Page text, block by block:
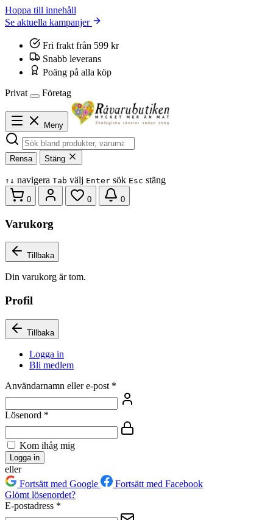
Hoppa till innehåll
Se aktuella kampanjer
Fri frakt från 599 kr
Snabb leverans
Poäng på alla köp
Privat
Företag
Meny
Rensa Stäng
↑ ↓ navigera Tab välj Enter sök Esc stäng
0 0 0
Varukorg
Tillbaka
Din varukorg är tom.
Profil
Tillbaka
Logga in
Bli medlem
Användarnamn eller e-post *
Lösenord *
Kom ihåg mig
Logga in
eller
Fortsätt med Google
Fortsätt med Facebook
Glömt lösenordet?
E-postadress *